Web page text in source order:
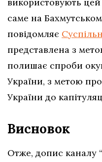
саме на
повідомляє
представлена з
полишає спроби
України, з метою
України до
Висновок
Отже, допис каналу